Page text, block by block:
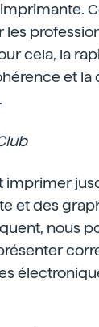
les
cela, la
et la
et des
nous